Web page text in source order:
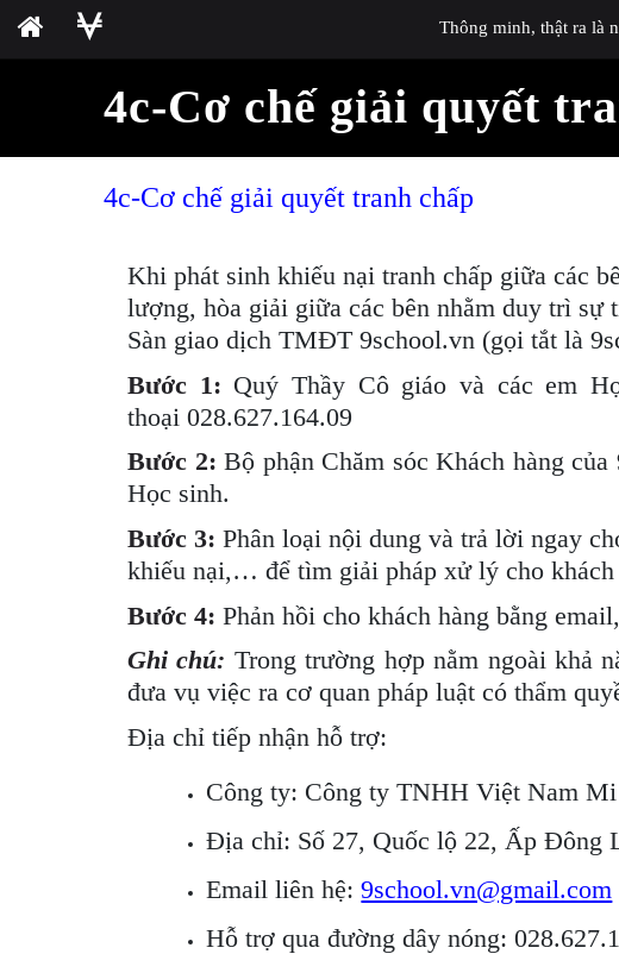
Thông minh, thật ra là
4c-Cơ chế giải quyết
4c-Cơ chế giải quyết tranh chấp
Khi phát sinh khiếu nại tranh chấp giữa các
lượng, hòa giải giữa các bên nhằm duy trì sự
Sàn giao dịch TMĐT 9school.vn (gọi tắt là
Bước 1: Quý Thầy Cô giáo và các em
thoại 028.627.164.09
Bước 2: Bộ phận Chăm sóc Khách hàng
Học sinh.
Bước 3: Phân loại nội dung và trả lời ngay
khiếu nại,… để tìm giải pháp xử lý cho khách
Bước 4: Phản hồi cho khách hàng bằng
Ghi chú: Trong trường hợp nằm ngoài khả
đưa vụ việc ra cơ quan pháp luật có thẩm
Địa chỉ tiếp nhận hỗ trợ:
Công ty: Công ty TNHH Việt Nam Mi
Địa chỉ: Số 27, Quốc lộ 22, Ấp Đông
Email liên hệ:9school.vn@gmail.com
Hỗ trợ qua đường dây nóng: